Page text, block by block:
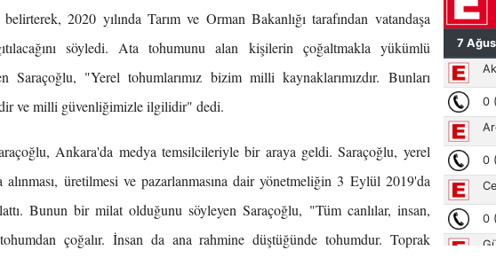
2020 yılında Tarım ve Orman Bakanlığı tarafından vatandaşa
söyledi. Ata tohumunu alan kişilerin çoğaltmakla yükümlü
Saraçoğlu, "Yerel tohumlarımız bizim milli kaynaklarımızdır. Bunları
ve milli güvenliğimizle ilgilidir" dedi.
Ankara'da medya temsilcileriyle bir araya geldi. Saraçoğlu, yerel
alınması, üretilmesi ve pazarlanmasına dair yönetmeliğin 3 Eylül 2019'da
Bunun bir milat olduğunu söyleyen Saraçoğlu, "Tüm canlılar, insan,
çoğalır. İnsan da ana rahmine düştüğünde tohumdur. Toprak